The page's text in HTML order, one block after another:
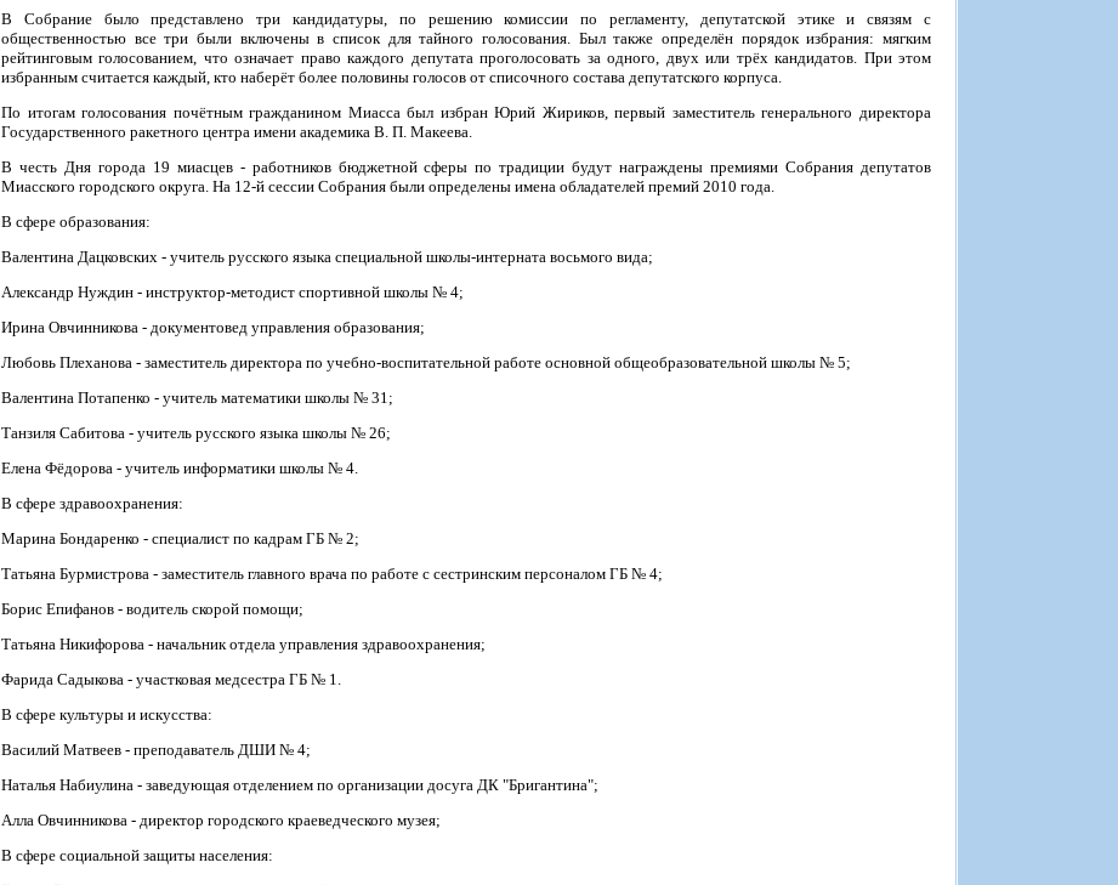
В Собрание было представлено три кандидатуры, по решению комиссии по регламенту, депутатской этике и связям с
общественностью все три были включены в список для тайного голосования. Был также определён порядок избрания: мягким
рейтинговым голосованием, что означает право каждого депутата проголосовать за одного, двух или трёх кандидатов. При этом
избранным считается каждый, кто наберёт более половины голосов от списочного состава депутатского корпуса.
По итогам голосования почётным гражданином Миасса был избран Юрий Жириков, первый заместитель генерального директора
Государственного ракетного центра имени академика В. П. Макеева.
В честь Дня города 19 миасцев - работников бюджетной сферы по традиции будут награждены премиями Собрания депутатов
Миасского городского округа. На 12-й сессии Собрания были определены имена обладателей премий 2010 года.
В сфере образования:
Валентина Дацковских - учитель русского языка специальной школы-интерната восьмого вида;
Александр Нуждин - инструктор-методист спортивной школы № 4;
Ирина Овчинникова - документовед управления образования;
Любовь Плеханова - заместитель директора по учебно-воспитательной работе основной общеобразовательной школы № 5;
Валентина Потапенко - учитель математики школы № 31;
Танзиля Сабитова - учитель русского языка школы № 26;
Елена Фёдорова - учитель информатики школы № 4.
В сфере здравоохранения:
Марина Бондаренко - специалист по кадрам ГБ № 2;
Татьяна Бурмистрова - заместитель главного врача по работе с сестринским персоналом ГБ № 4;
Борис Епифанов - водитель скорой помощи;
Татьяна Никифорова - начальник отдела управления здравоохранения;
Фарида Садыкова - участковая медсестра ГБ № 1.
В сфере культуры и искусства:
Василий Матвеев - преподаватель ДШИ № 4;
Наталья Набиулина - заведующая отделением по организации досуга ДК "Бригантина";
Алла Овчинникова - директор городского краеведческого музея;
В сфере социальной защиты населения: